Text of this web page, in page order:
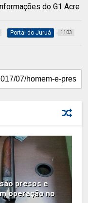
do G1 Acre
Portal do Juruá 1103
presos e
operação no